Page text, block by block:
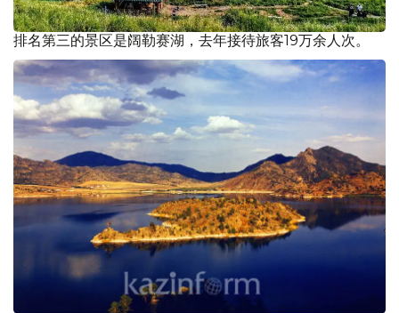
排名第三的景区是阔勒赛湖，去年接待旅客19万余人次。